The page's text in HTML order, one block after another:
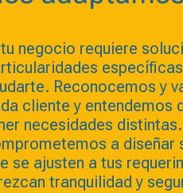
negocio requiere
Reconocemos y
cliente y entendemos
necesidades
a diseñar
se ajusten a tus
tranquilidad y